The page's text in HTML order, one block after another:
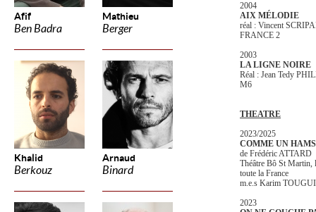
Afif
Ben Badra
Mathieu
Berger
Khalid
Berkouz
Arnaud
Binard
2004
AIX MÉLODIE
réal : Vincent
FRANCE 2
2003
LA LIGNE NOIRE
Réal : Jean Tedy
M6
THEATRE
2023/2025
COMME UN
de Frédéric ATTARD
Théâtre Bô St Martin,
toute la France
m.e.s Karim TOUGUI
2023